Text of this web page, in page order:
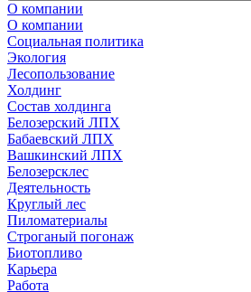
О компании
О компании
Социальная политика
Экология
Лесопользование
Холдинг
Состав холдинга
Белозерский ЛПХ
Бабаевский ЛПХ
Вашкинский ЛПХ
Белозерсклес
Деятельность
Круглый лес
Пиломатериалы
Строганый погонаж
Биотопливо
Карьера
Работа